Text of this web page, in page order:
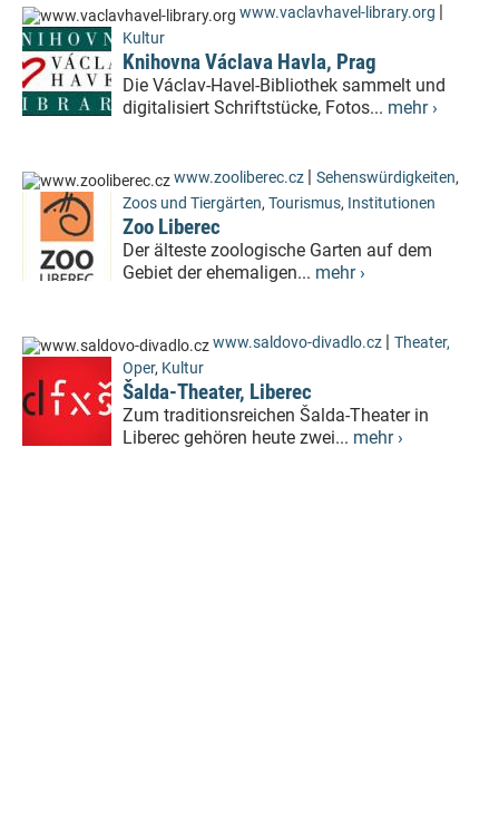
www.vaclavhavel-library.org |
Kultur
Knihovna Václava Havla, Prag
Die Václav-Havel-Bibliothek sammelt und
digitalisiert Schriftstücke, Fotos... mehr ›
www.zooliberec.cz | Sehenswürdigkeiten,
Zoos und Tiergärten, Tourismus, Institutionen
Zoo Liberec
Der älteste zoologische Garten auf dem
Gebiet der ehemaligen... mehr ›
www.saldovo-divadlo.cz | Theater,
Oper, Kultur
Šalda-Theater, Liberec
Zum traditionsreichen Šalda-Theater in
Liberec gehören heute zwei... mehr ›